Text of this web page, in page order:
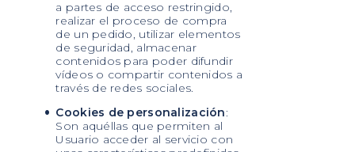
a partes de acceso restringido,
realizar el proceso de compra
de un pedido, utilizar elementos
de seguridad, almacenar
contenidos para poder difundir
vídeos o compartir contenidos a
través de redes sociales.
Cookies de personalización:
Son aquéllas que permiten al
Usuario acceder al servicio con